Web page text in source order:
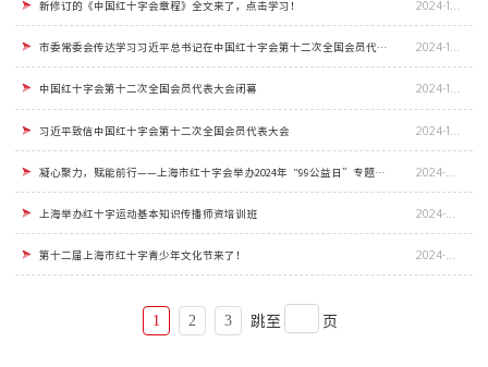
新修订的《中国红十字会章程》全文来了，点击学习！
市委常委会传达学习习近平总书记在中国红十字会第十二次全国会员代表大会召开之际作出的重要指示精神
中国红十字会第十二次全国会员代表大会闭幕
习近平致信中国红十字会第十二次全国会员代表大会
凝心聚力，赋能前行——上海市红十字会举办2024年“99公益日”专题业务培训会
上海举办红十字运动基本知识传播师资培训班
第十二届上海市红十字青少年文化节来了！
1 2 3 跳至 页